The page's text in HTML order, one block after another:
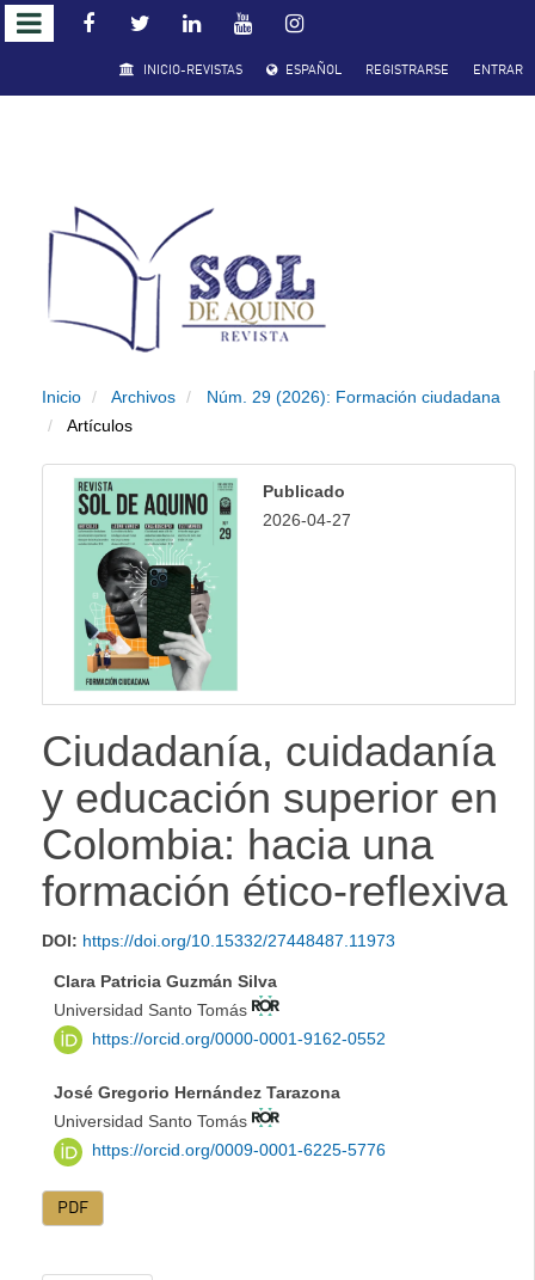
Salto
rápido
contenido
Navegación
principal
Contenido
principal
INICIO-REVISTAS ESPAÑOL REGISTRARSE ENTRAR
Inicio Archivos
Núm. 29 (2026): Formación ciudadana
Artículos
Publicado
2026-04-27
Ciudadanía, cuidadanía
y educación superior en
Colombia: hacia una
formación ético-reflexiva
DOI: https://doi.org/10.15332/27448487.11973
Clara Patricia Guzmán Silva
Universidad Santo Tomás
https://orcid.org/0000-0001-9162-0552
José Gregorio Hernández Tarazona
Universidad Santo Tomás
https://orcid.org/0009-0001-6225-5776
PDF